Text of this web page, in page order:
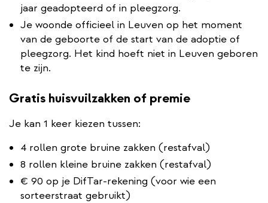
jaar geadopteerd of in pleegzorg.
Je woonde officieel in Leuven op het moment
van de geboorte of de start van de adoptie of
pleegzorg. Het kind hoeft niet in Leuven geboren
te zijn.
Gratis huisvuilzakken of premie
Je kan 1 keer kiezen tussen:
4 rollen grote bruine zakken (restafval)
8 rollen kleine bruine zakken (restafval)
€ 90 op je DifTar-rekening (voor wie een
sorteerstraat gebruikt)